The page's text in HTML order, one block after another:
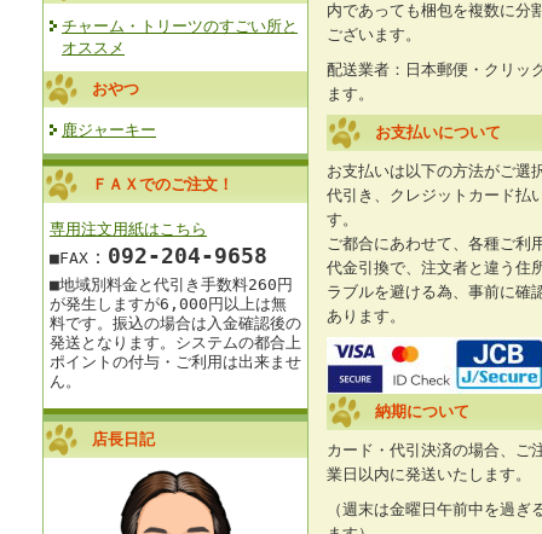
チャーム・トリーツのすごい所と
オススメ
おやつ
鹿ジャーキー
ＦＡＸでのご注文！
専用注文用紙はこちら
■FAX ： 092‐204-9658
■地域別料金と 代引き手数料260円
が発生しますが6,000円以上は無
料です。 振込の場合は入金確認後の
発送となります。 システムの都合上
ポイントの付与・ご利用は出来ませ
ん。
店長日記
内であっても梱包を複数に分
ございます。
配送業者：日本郵便・クリッ
ます。
お支払いについて
お支払いは以下の方法がご選
代引き、クレジットカード払
す。
ご都合にあわせて、各種ご利
代金引換で、注文者と違う住
ラブルを避ける為、事前に確
あります。
納期について
カード・代引決済の場合、ご
業日以内に発送いたします。
（週末は金曜日午前中を過ぎ